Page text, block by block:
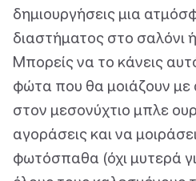
δημιουργήσεις μια
διαστήματος στο σαλόνι
Μπορείς να το κάνεις
φώτα που θα μοιάζουν
στον μεσονύχτιο μπλε
αγοράσεις και να
φωτόσπαθα (όχι μυτερά